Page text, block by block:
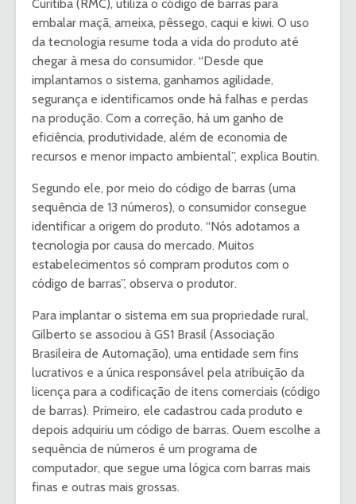
Curitiba (RMC), utiliza o código de barras para
embalar maçã, ameixa, pêssego, caqui e kiwi. O uso
da tecnologia resume toda a vida do produto até
chegar à mesa do consumidor. “Desde que
implantamos o sistema, ganhamos agilidade,
segurança e identificamos onde há falhas e perdas
na produção. Com a correção, há um ganho de
eficiência, produtividade, além de economia de
recursos e menor impacto ambiental”, explica Boutin.
Segundo ele, por meio do código de barras (uma
sequência de 13 números), o consumidor consegue
identificar a origem do produto. “Nós adotamos a
tecnologia por causa do mercado. Muitos
estabelecimentos só compram produtos com o
código de barras”, observa o produtor.
Para implantar o sistema em sua propriedade rural,
Gilberto se associou à GS1 Brasil (Associação
Brasileira de Automação), uma entidade sem fins
lucrativos e a única responsável pela atribuição da
licença para a codificação de itens comerciais (código
de barras). Primeiro, ele cadastrou cada produto e
depois adquiriu um código de barras. Quem escolhe a
sequência de números é um programa de
computador, que segue uma lógica com barras mais
finas e outras mais grossas.